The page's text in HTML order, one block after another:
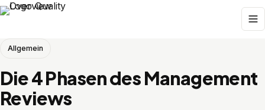
Allgemein
Die 4 Phasen des Management
Reviews